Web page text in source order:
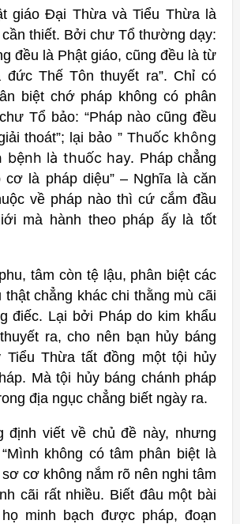
giáo Đại Thừa và Tiểu Thừa là
thiết. Bởi chư Tổ thường dạy:
đều là Phật giáo, cũng đều là từ
đức Thế Tôn thuyết ra”. Chỉ có
biệt chớ pháp không có phân
Tổ bảo: “Pháp nào cũng đều
thoát”; lại bảo ” Thuốc không
bệnh là thuốc hay. Pháp chẳng
cơ là pháp diệu” – Nghĩa là căn
về pháp nào thì cứ cắm đầu
mà hành theo pháp ấy là tốt
tâm còn tệ lậu, phân biệt các
thật chẳng khác chi thằng mù cãi
điếc. Lại bởi Pháp do kim khẩu
ra, cho nên bạn hủy báng
Thừa tất đồng một tội hủy
Mà tội hủy báng chánh pháp
địa ngục chẳng biết ngày ra.
định viết về chủ đề này, nhưng
không có tâm phân biệt là
cơ không nắm rõ nên nghi tâm
cãi rất nhiều. Biết đâu một bài
minh bạch được pháp, đoạn